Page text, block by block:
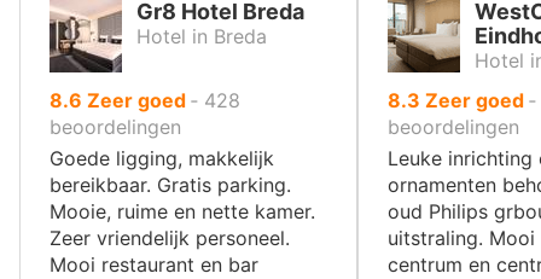
Gr8 Hotel Breda
Hotel in Breda
8.6 uit
10
,
Zeer goed ‐ 428
beoordelingen
Goede ligging, makkelijk
bereikbaar. Gratis parking.
Mooie, ruime en nette kamer.
Zeer vriendelijk personeel.
Mooi restaurant en bar
Hotel
8.3 uit
10
,
Zeer goed ‐
beoordelingen
Leuke inrichting
ornamenten
oud Philips
uitstraling.
centrum en